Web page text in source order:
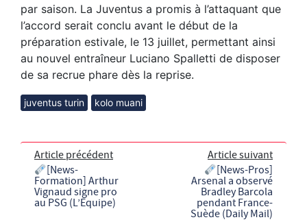
par saison. La Juventus a promis à l’attaquant que
l’accord serait conclu avant le début de la
préparation estivale, le 13 juillet, permettant ainsi
au nouvel entraîneur Luciano Spalletti de disposer
de sa recrue phare dès la reprise.
juventus turin kolo muani
Article précédent
[News-
Formation] Arthur
Vignaud signe pro
au PSG (L’Equipe)
Article suivant
[News-Pros]
Arsenal a observé
Bradley Barcola
pendant France-
Suède (Daily Mail)